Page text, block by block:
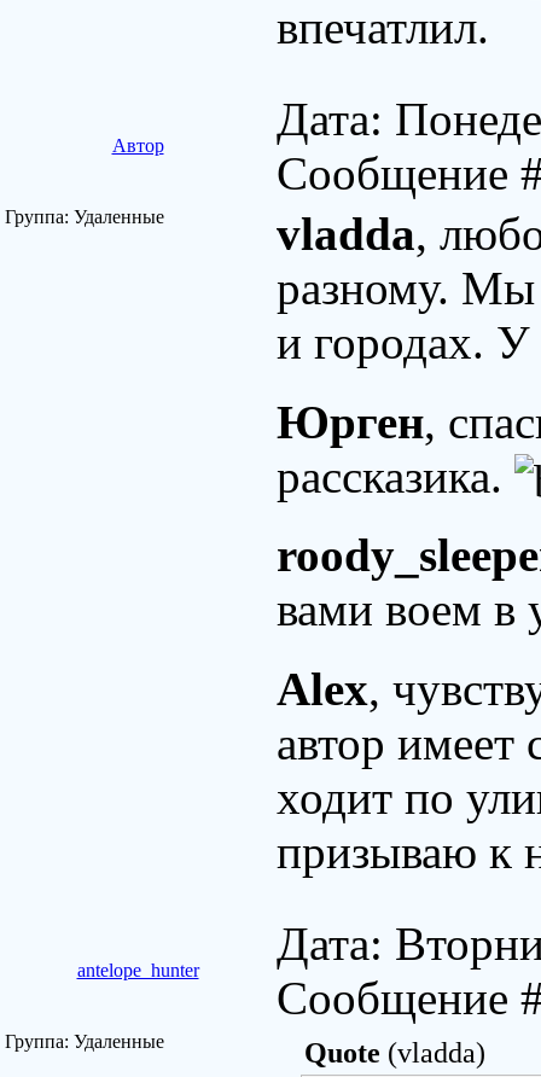
впечатлил.
Автор
Дата:
Сообщение
Группа: Удаленные vladda,
разному. Мы
и городах.
Юрген,
рассказика.
вами воем в
Alex,
автор имеет
ходит по
призываю к
antelope_hunter
Дата:
Сообщение
Группа: Удаленные Quote (vladda)